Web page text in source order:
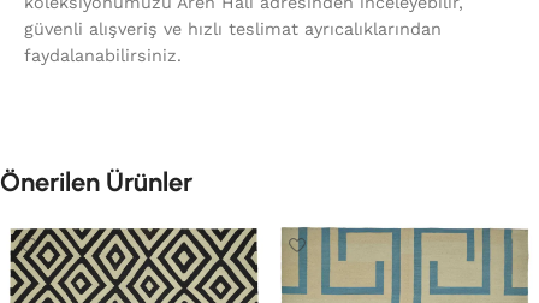
güvenli alışveriş ve hızlı teslimat ayrıcalıklarından
faydalanabilirsiniz.
Önerilen Ürünler